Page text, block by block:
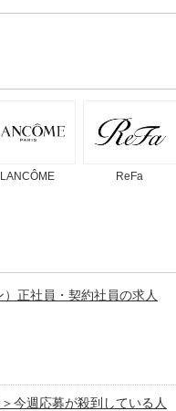
LANCÔME ReFa
正社員・契約社員の求⼈
今週応募が殺到している人